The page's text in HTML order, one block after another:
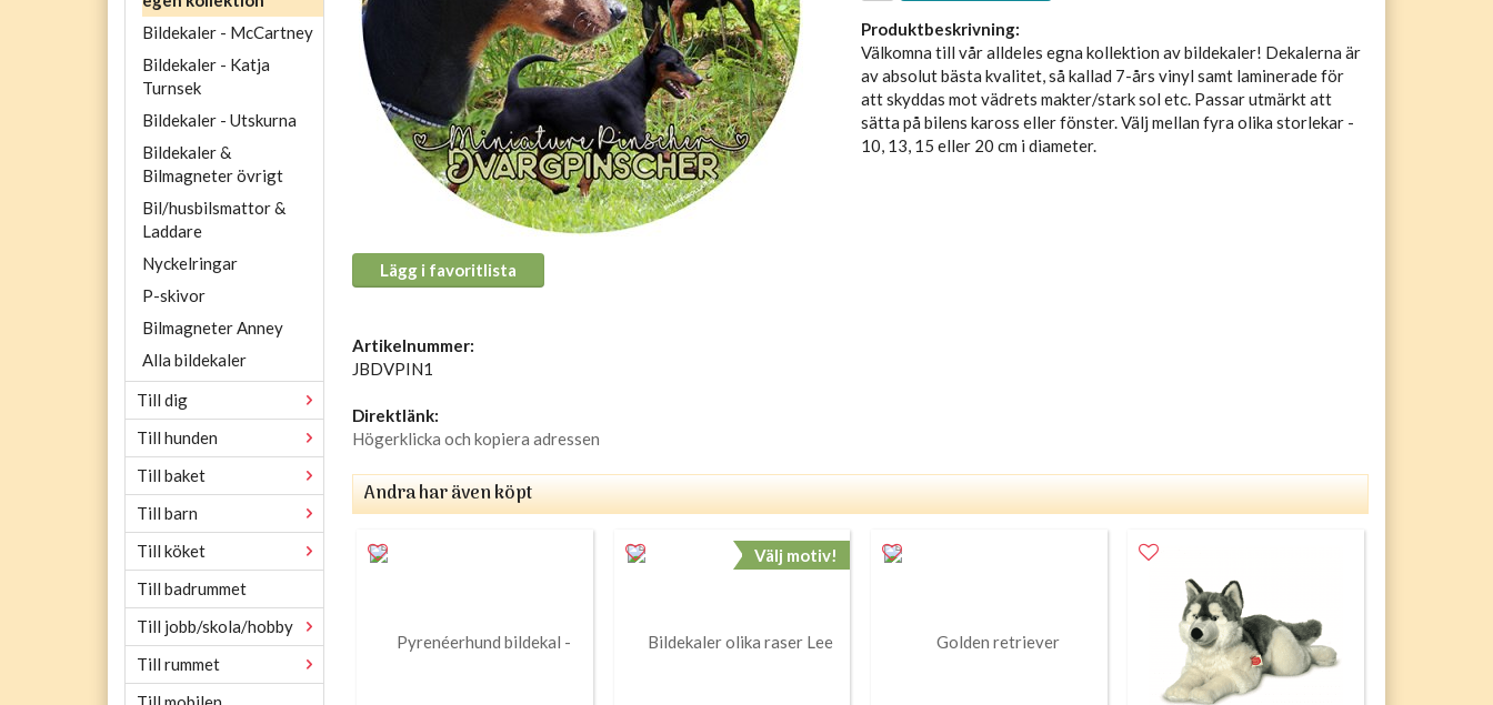
Bildekaler - McCartney
Bildekaler - Katja
Turnsek
Bildekaler - Utskurna
Bildekaler &
Bilmagneter övrigt
Bil/husbilsmattor &
Laddare
Nyckelringar
P-skivor
Bilmagneter Anney
Alla bildekaler
Till dig
Till hunden
Till baket
Till barn
Till köket
Till badrummet
Till jobb/skola/hobby
Till rummet
Produktbeskrivning:
Välkomna till vår alldeles egna kollektion av bildekaler! Dekalerna är
av absolut bästa kvalitet, så kallad 7-års vinyl samt laminerade för
att skyddas mot vädrets makter/stark sol etc. Passar utmärkt att
sätta på bilens kaross eller fönster. Välj mellan fyra olika storlekar -
10, 13, 15 eller 20 cm i diameter.
Lägg i favoritlista
Artikelnummer:
JBDVPIN1
Direktlänk:
Högerklicka och kopiera adressen
Andra har även köpt
Välj motiv!